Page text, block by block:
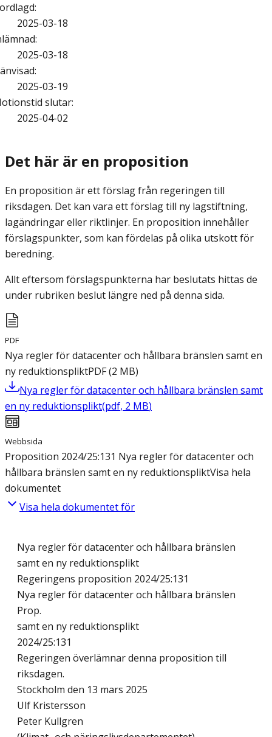
:
2025-03-18
:
2025-03-18
:
2025-03-19
slutar:
2025-04-02
Det här är en proposition
En proposition är ett förslag från regeringen till
riksdagen. Det kan vara ett förslag till ny lagstiftning,
lagändringar eller riktlinjer. En proposition innehåller
förslagspunkter, som kan fördelas på olika utskott för
beredning.
Allt eftersom förslagspunkterna har beslutats hittas de
under rubriken beslut längre ned på denna sida.
PDF
Nya regler för datacenter och hållbara bränslen samt en
ny reduktionspliktPDF(2 MB)
Nya regler för datacenter och hållbara bränslen samt
en ny reduktionsplikt(pdf, 2 MB)
Webbsida
Proposition 2024/25:131 Nya regler för datacenter och
hållbara bränslen samt en ny reduktionspliktVisa hela
dokumentet
Visa hela dokumentet för
Nya regler för datacenter och hållbara bränslen
samt en ny reduktionsplikt
Regeringens proposition 2024/25:131
Nya regler för datacenter och hållbara bränslen
Prop.
samt en ny reduktionsplikt
2024/25:131
Regeringen överlämnar denna proposition till
riksdagen.
Stockholm den 13 mars 2025
Ulf Kristersson
Peter Kullgren